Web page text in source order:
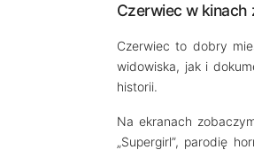
Czerwiec w
Czerwiec to dobry
widowiska, jak i
historii.
Na ekranach
„Supergirl”, parodię